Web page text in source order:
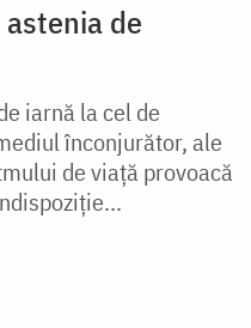
de
iarnă la cel de
înconjurător, ale
de viaţă provoacă